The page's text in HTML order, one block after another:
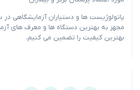
پاتولوژیست ها و دستیاران آزمایشگاهی در
مجهز به بهترین دستگاه ها و معرف های
بهترین کیفیت را تضمین می کنیم.